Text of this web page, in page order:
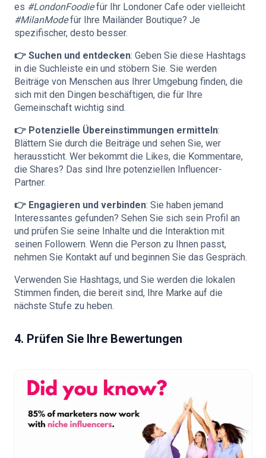
es #LondonFoodiefür Ihr Londoner Cafe oder vielleicht
#MilanModefür Ihre Mailänder Boutique? Je
spezifischer, desto besser.
👉 Suchen und entdecken: Geben Sie diese Hashtags
in die Suchleiste ein und stöbern Sie. Sie werden
Beiträge von Menschen aus Ihrer Umgebung finden, die
sich mit den Dingen beschäftigen, die für Ihre
Gemeinschaft wichtig sind.
👉 Potenzielle Übereinstimmungen ermitteln:
Blättern Sie durch die Beiträge und sehen Sie, wer
heraussticht. Wer bekommt die Likes, die Kommentare,
die Shares? Das sind Ihre potenziellen Influencer-
Partner.
👉 Engagieren und verbinden: Sie haben jemand
Interessantes gefunden? Sehen Sie sich sein Profil an
und prüfen Sie seine Inhalte und die Interaktion mit
seinen Followern. Wenn die Person zu Ihnen passt,
nehmen Sie Kontakt auf und beginnen Sie das Gespräch.
Verwenden Sie Hashtags, und Sie werden die lokalen
Stimmen finden, die bereit sind, Ihre Marke auf die
nächste Stufe zu heben.
4. Prüfen Sie Ihre Bewertungen